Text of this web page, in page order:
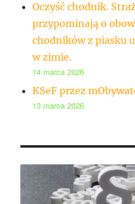
Oczyść chodnik.
przypominają o
chodników z piasku
w zimie.
14 marca 2026
KSeF przez
13 marca 2026